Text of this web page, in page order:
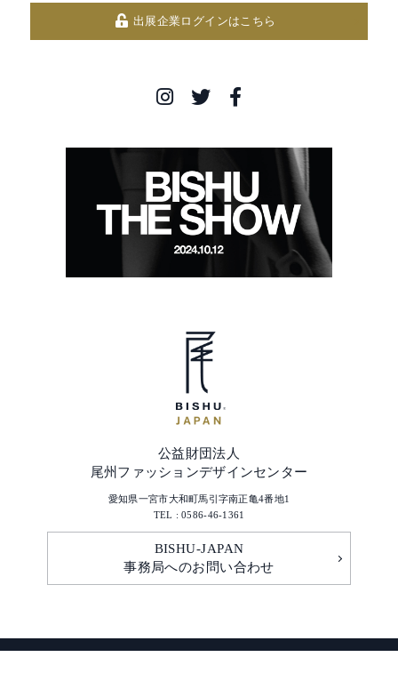
出展企業ログインはこちら
公益財団法人
尾州ファッションデザインセンター
愛知県一宮市大和町馬引字南正亀4番地1
TEL : 0586-46-1361
BISHU-JAPAN
事務局へのお問い合わせ